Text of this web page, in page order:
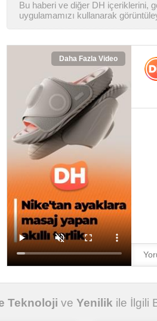
Bu haberi ve diğer DH içeriklerini,
uygulamamızı kullanarak
Daha Fazla Video
Teknoloji ve Yenilik ile İlgili